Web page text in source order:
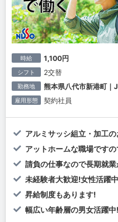
時給 1,100円
シフト 2交替
勤務地 熊本県八代市新港町
雇用形態 契約社員
アルミサッシ組立・加工
アットホームな職場です
請負の仕事なので長期就業
未経験者大歓迎!女性活躍
昇給制度もあります!
幅広い年齢層の男女活躍中!